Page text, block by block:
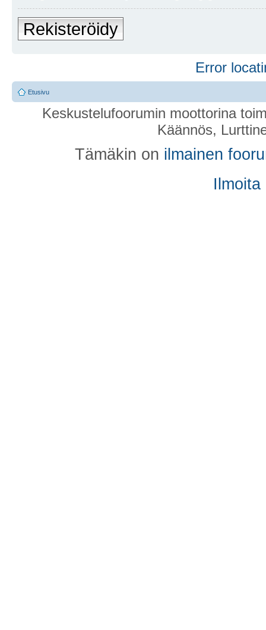
Rekisteröidy
Error
Etusivu
Keskustelufoorumin moottorina
Käännös,
Tämäkin on ilmainen